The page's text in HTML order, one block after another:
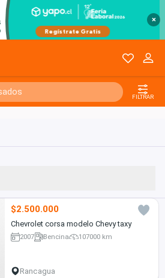
×
FILTRAR
$2.500.000
Chevrolet corsa modelo Chevy taxy
2007 Bencina 107000 km
Rancagua